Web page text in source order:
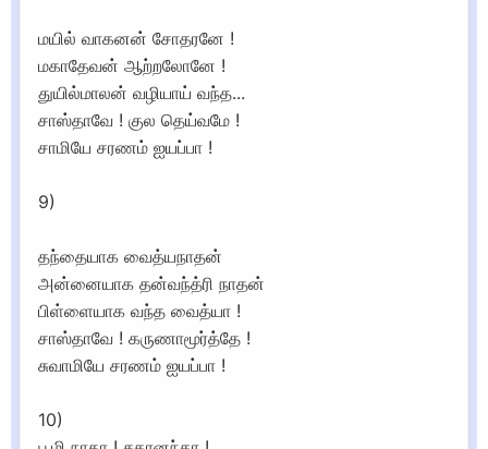
மயில் வாகனன் சோதரனே !
மகாதேவன் ஆற்றலோனே !
துயில்மாலன் வழியாய் வந்த...
சாஸ்தாவே ! குல தெய்வமே !
சாமியே சரணம் ஐயப்பா !
9)
தந்தையாக வைத்யநாதன்
அன்னையாக தன்வந்த்ரி நாதன்
பிள்ளையாக வந்த வைத்யா !
சாஸ்தாவே ! கருணாமூர்த்தே !
சுவாமியே சரணம் ஐயப்பா !
10)